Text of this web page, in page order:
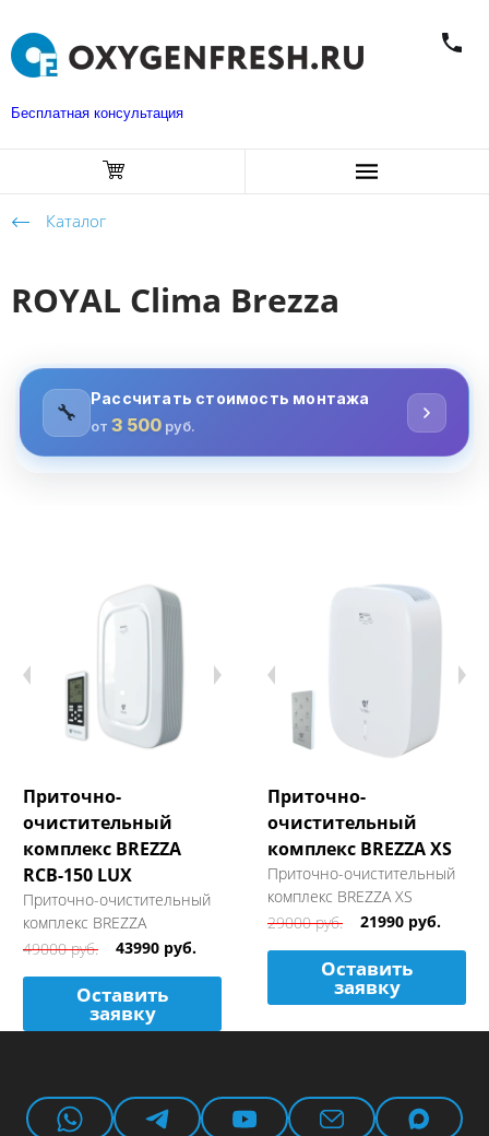
Бесплатная консультация
Каталог
ROYAL Clima Brezza
Приточно-
очистительный
комплекс BREZZA
RCB-150 LUX
Приточно-очистительный
комплекс BREZZA
49000 руб.
43990 руб.
Оставить
заявку
Приточно-
очистительный
комплекс BREZZA XS
Приточно-очистительный
комплекс BREZZA XS
29000 руб.
21990 руб.
Оставить
заявку